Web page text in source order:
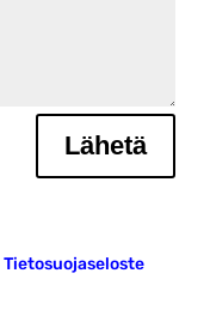
Lähetä
Tietosuojaseloste